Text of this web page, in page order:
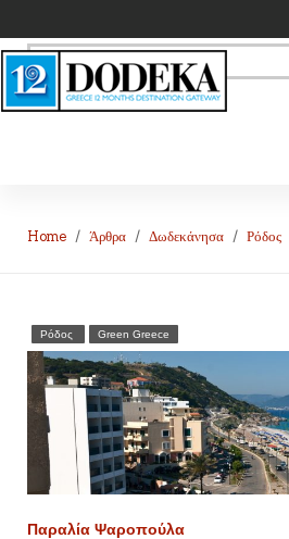
Home Άρθρα Δωδεκάνησα Ρόδος
Ρόδος Green Greece
Παραλία Ψαροπούλα